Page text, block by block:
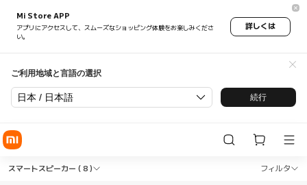
Mi Store APP
アプリにアクセスして、スムーズなショッピング体験をお楽しみくださ
い。
詳しくは
ご利用地域と言語の選択
日本 / 日本語 続行
Shop オーディオ・ビジュアル
スマートスピーカー ( 8 ) フィルタ
Shop オーディオ・ビジュアル スマート